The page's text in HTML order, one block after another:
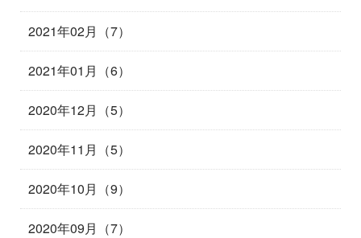
2021年02月（7）
2021年01月（6）
2020年12月（5）
2020年11月（5）
2020年10月（9）
2020年09月（7）